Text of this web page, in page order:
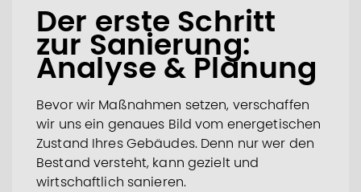
Der erste Schritt
zur Sanierung:
Analyse & Planung
Bevor wir Maßnahmen setzen, verschaffen
wir uns ein genaues Bild vom energetischen
Zustand Ihres Gebäudes. Denn nur wer den
Bestand versteht, kann gezielt und
wirtschaftlich sanieren.